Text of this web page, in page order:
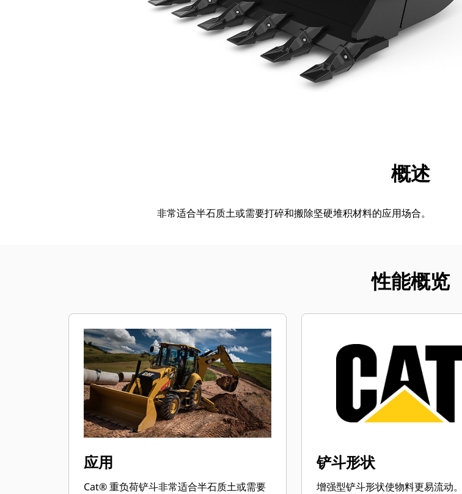
展示
概述
非常适合半石质土或需要打碎和搬除坚硬堆积材料的应用场合。
性能概览
应用
Cat® 重负荷铲斗非常适合半石质土或需要
铲斗形状
增强型铲斗形状使物料更易流动